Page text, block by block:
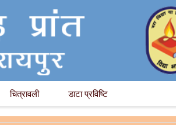
चित्रावली डाटा प्रविष्टि